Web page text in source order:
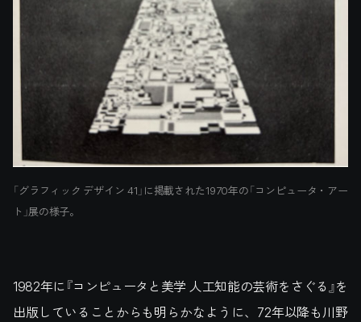
「グラフィック デザイン 41」に掲載された1970年の「コンピュータ・アー
ト」展の様子。
1982年に『コンピュータと美学 人工知能の芸術をさぐる』を
出版していることからも明らかなように、72年以降も川野